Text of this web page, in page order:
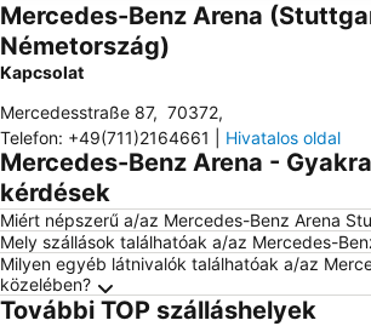
Mercedes-Benz Arena
Németország)
Kapcsolat
Mercedesstraße 87, 70372,
Telefon: +49(711)2164661 Hivatalos oldal
Mercedes-Benz Arena -
kérdések
Miért népszerű a/az Mercedes-Benz Arena
Mely szállások találhatóak a/az Mercedes-
Milyen egyéb látnivalók találhatóak a/az
közelében?
További TOP szálláshelyek